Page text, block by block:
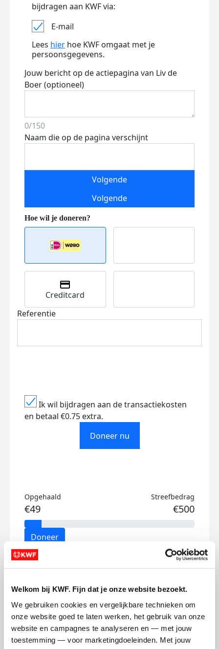
Welkom bij KWF. Fijn dat je onze website bezoekt.
We gebruiken cookies en vergelijkbare technieken om
onze website goed te laten werken, het gebruik van onze
website en campagnes te analyseren en — met jouw
toestemming — voor marketingdoeleinden. Met jouw
bijdragen aan KWF via:
E-mail
Lees hier hoe KWF omgaat met je
persoonsgegevens.
Jouw bericht op de actiepagina van Liv de
Boer (optioneel)
0/150
Naam die op de pagina verschijnt
Volgende
Volgende
Creditcard
Referentie
Ik wil bijdragen aan de transactiekosten
en betaal €0.75 extra.
Doneer nu
Opgehaald
€49
Streefbedrag
€500
Doneer
Liv's badges